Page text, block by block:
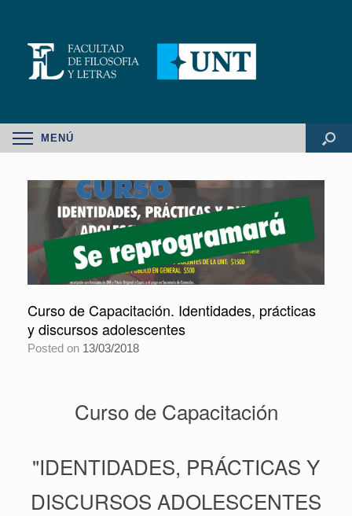
MENÚ
Curso de Capacitación. Identidades, prácticas
y discursos adolescentes
Posted on 13/03/2018
Curso de Capacitación
"IDENTIDADES, PRÁCTICAS Y
DISCURSOS ADOLESCENTES